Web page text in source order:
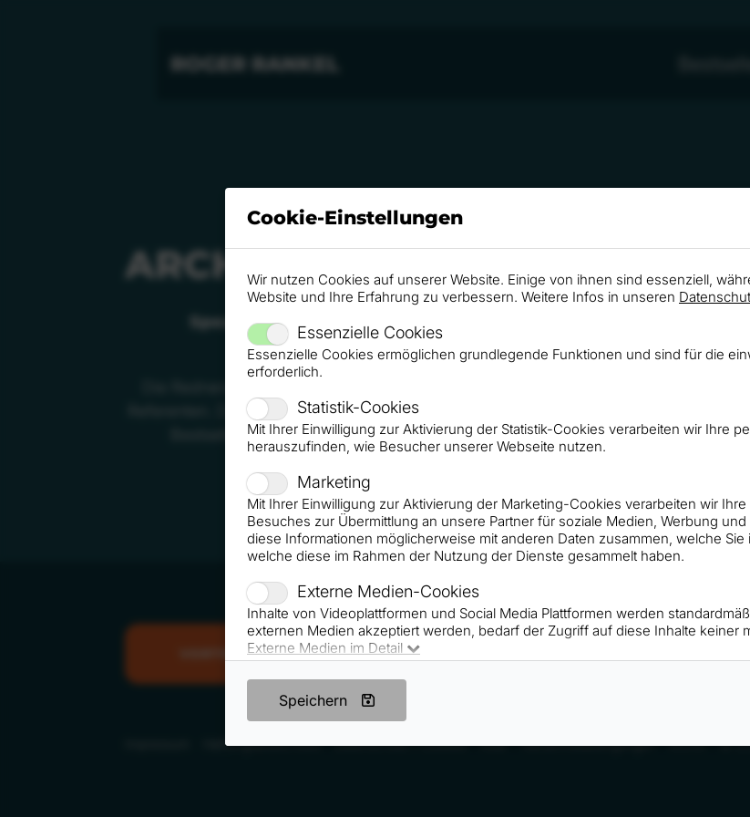
Cookie-Einstellungen
Wir nutzen Cookies auf unserer Website. Einige von ihnen sind essenziell,
Website und Ihre Erfahrung zu verbessern. Weitere Infos in unseren
Essenzielle Cookies
Essenzielle Cookies ermöglichen grundlegende Funktionen und sind für die
erforderlich.
Statistik-Cookies
Mit Ihrer Einwilligung zur Aktivierung der Statistik-Cookies verarbeiten wir Ihre
herauszufinden, wie Besucher unserer Webseite nutzen.
Marketing
Mit Ihrer Einwilligung zur Aktivierung der Marketing-Cookies verarbeiten wir
Besuches zur Übermittlung an unsere Partner für soziale Medien, Werbung
diese Informationen möglicherweise mit anderen Daten zusammen, welche
welche diese im Rahmen der Nutzung der Dienste gesammelt haben.
Externe Medien-Cookies
Inhalte von Videoplattformen und Social Media Plattformen werden
externen Medien akzeptiert werden, bedarf der Zugriff auf diese Inhalte keiner
Externe Medien im Detail
Speichern
ROGER RANKEL
ARCHIV
Speakers Excellence Top 100-Qualitätssiegel – Ritterschlag für
Referentenportal
Referenten. Den illustren und exklusiven Kreis der Ausnahme-Referenten
Bestsellerautor und Marketingexperte Roger Rankel. Zum Kreis der 100
Auszeichnung für sich und Roger Rankel
VORTRAG ANFRAGEN
Haftungsausschluss Datenschutz / Cookies AGB Teilnahmebedingungen Archiv ©